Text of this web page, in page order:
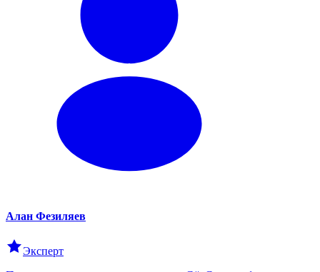
Алан Фезиляев
Эксперт